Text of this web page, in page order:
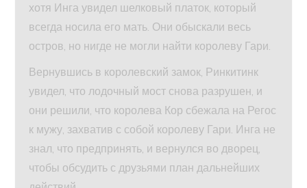
хотя Инга увидел шелковый платок, который
всегда носила его мать. Они обыскали весь
остров, но нигде не могли найти королеву Гари.
Вернувшись в королевский замок, Ринкитинк
увидел, что лодочный мост снова разрушен, и
они решили, что королева Кор сбежала на Регос
к мужу, захватив с собой королеву Гари. Инга не
знал, что предпринять, и вернулся во дворец,
чтобы обсудить с друзьями план дальнейших